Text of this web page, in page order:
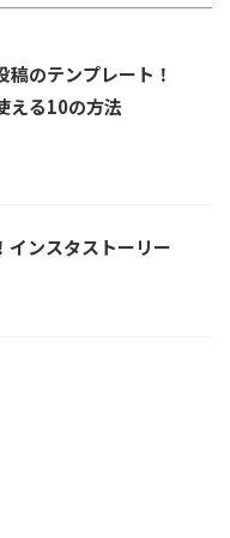
稿のテンプレート！
える10の方法
インスタストーリー